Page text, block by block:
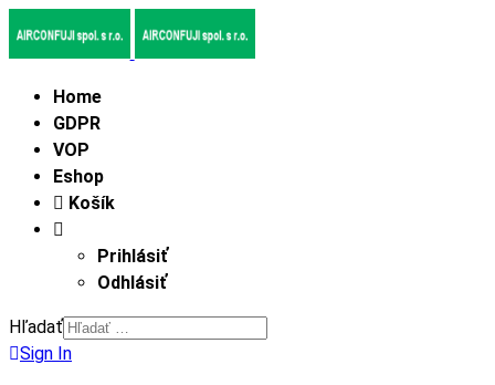
Home
GDPR
VOP
Eshop
Košík
Prihlásiť
Odhlásiť
Hľadať
Sign In